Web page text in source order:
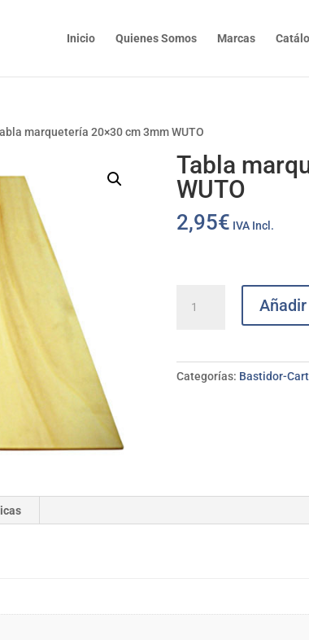
Inicio Quienes Somos Marcas
marquetería 20×30 cm 3mm WUTO
Tabla
WUTO
2,95€ IVA Incl.
marquetería
WUTO
Categorías: Bastidor-